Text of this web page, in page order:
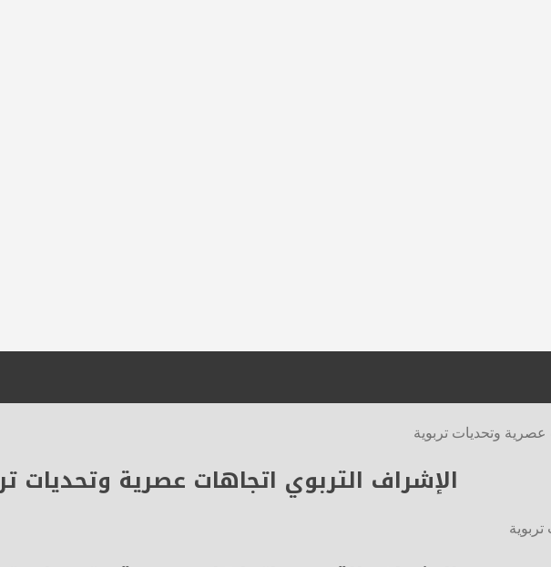
عصرية وتحديات تربوية
الإشراف التربوي اتجاهات عصرية وتحديات